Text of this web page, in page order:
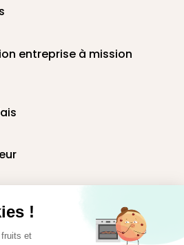
!
et
entreprise à mission
entreprise
au bureau